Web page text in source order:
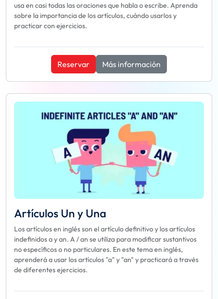
usa en casi todas las oraciones que habla o escribe. Aprenda
sobre la importancia de los artículos, cuándo usarlos y
practicar con ejercicios.
Reservar Más información
Artículos Un y Una
Los artículos en inglés son el artículo definitivo y los artículos
indefinidos a y an. A / an se utiliza para modificar sustantivos
no específicos o no particulares. En este tema en inglés,
aprenderá a usar los artículos "a" y "an" y practicará a través
de diferentes ejercicios.